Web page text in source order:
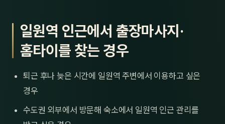
일원역 인근에서 출장마사지·
홈타이를 찾는 경우
퇴근 후나 늦은 시간에 일원역 주변에서 이용하고 싶은
경우
수도권 외부에서 방문해 숙소에서 일원역 인근 관리를